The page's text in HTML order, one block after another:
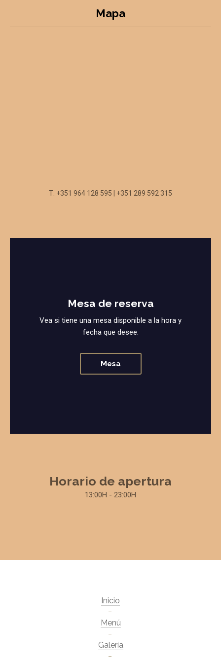
Mapa
T: +351 964 128 595 | +351 289 592 315
Mesa de reserva
Vea si tiene una mesa disponible a la hora y
fecha que desee.
Mesa
Horario de apertura
13:00H - 23:00H
Inicio
Menú
Galería